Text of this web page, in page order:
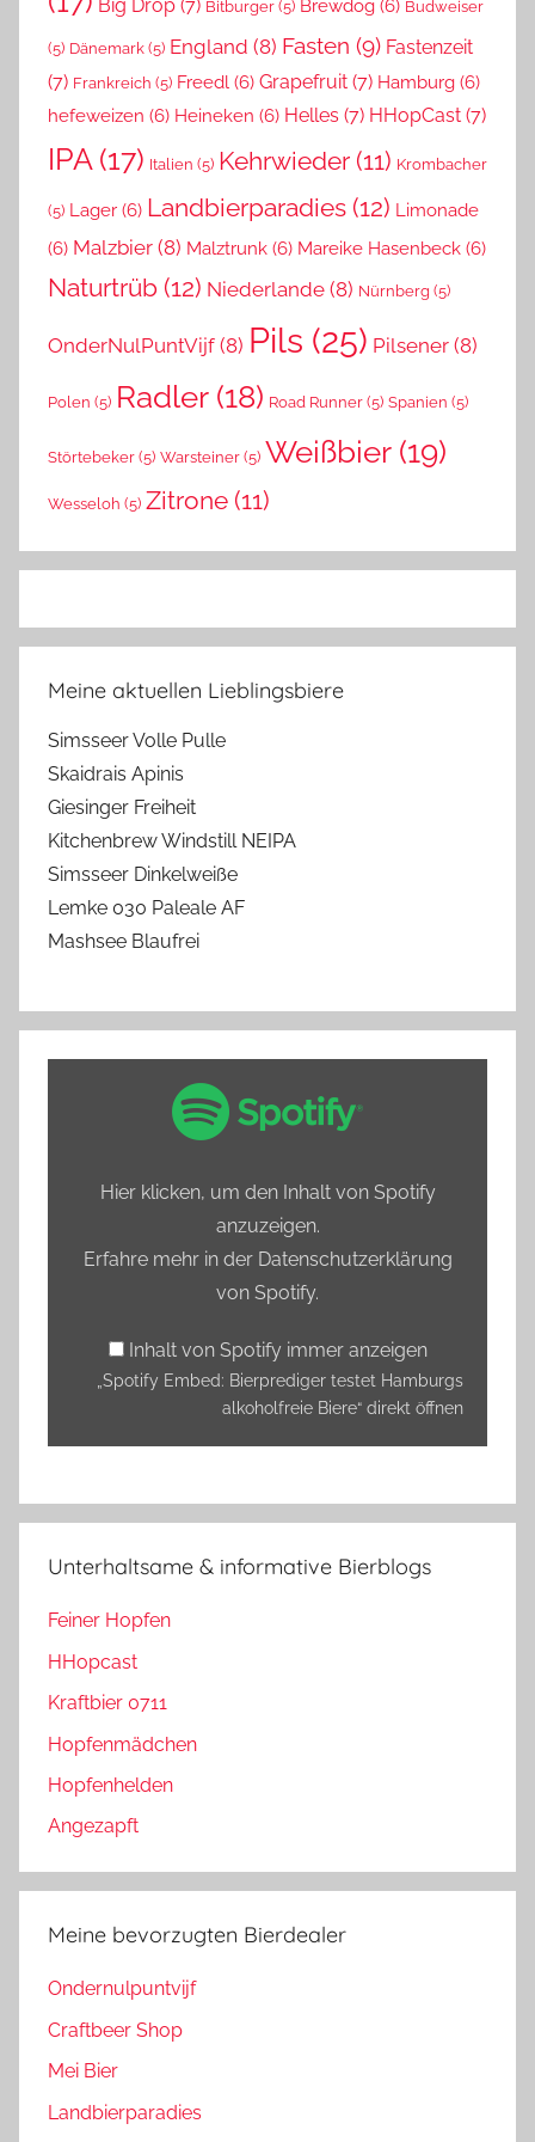
Big Drop (7) Bitburger (5) Brewdog (6) Budweiser
(5) Dänemark (5) England (8) Fasten (9) Fastenzeit
(7) Frankreich (5) Freedl (6) Grapefruit (7) Hamburg (6)
hefeweizen (6) Heineken (6) Helles (7) HHopCast (7)
IPA(17) Italien (5) Kehrwieder (11) Krombacher
(5) Lager (6) Landbierparadies (12) Limonade
(6) Malzbier (8) Malztrunk (6) Mareike Hasenbeck (6)
Naturtrüb (12) Niederlande (8) Nürnberg (5)
OnderNulPuntVijf (8) Pils (25) Pilsener (8)
Polen (5) Radler(18) Road Runner (5) Spanien (5)
Störtebeker (5) Warsteiner (5) Weißbier(19)
Wesseloh (5) Zitrone (11)
Meine aktuellen Lieblingsbiere
Simsseer Volle Pulle
Skaidrais Apinis
Giesinger Freiheit
Kitchenbrew Windstill NEIPA
Simsseer Dinkelweiße
Lemke 030 Paleale AF
Mashsee Blaufrei
anzeigen
Hier klicken, um den Inhalt von Spotify
anzuzeigen.
Erfahre mehr in der Datenschutzerklärung
von Spotify.
Inhalt von Spotify immer anzeigen
„Spotify Embed: Bierprediger testet Hamburgs
alkoholfreie Biere“ direkt öffnen
Unterhaltsame & informative Bierblogs
Feiner Hopfen
HHopcast
Kraftbier 0711
Hopfenmädchen
Hopfenhelden
Angezapft
Meine bevorzugten Bierdealer
Ondernulpuntvijf
Craftbeer Shop
Mei Bier
Landbierparadies